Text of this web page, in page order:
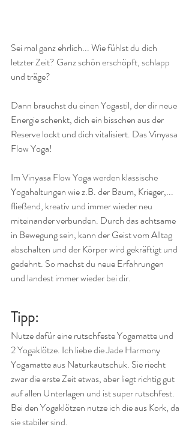
Sei mal ganz ehrlich... Wie fühlst du dich
letzter Zeit? Ganz schön erschöpft, schlapp
und träge?
Dann brauchst du einen Yogastil, der dir neue
Energie schenkt, dich ein bisschen aus der
Reserve lockt und dich vitalisiert. Das Vinyasa
Flow Yoga!
Im Vinyasa Flow Yoga werden klassische
Yogahaltungen wie z.B. der Baum, Krieger,...
fließend, kreativ und immer wieder neu
miteinander verbunden. Durch das achtsame
in Bewegung sein, kann der Geist vom Alltag
abschalten und der Körper wird gekräftigt und
gedehnt. So machst du neue Erfahrungen
und landest immer wieder bei dir.
Tipp:
Nutze dafür eine rutschfeste Yogamatte und
2 Yogaklötze. Ich liebe die Jade Harmony
Yogamatte aus Naturkautschuk. Sie riecht
zwar die erste Zeit etwas, aber liegt richtig gut
auf allen Unterlagen und ist super rutschfest.
Bei den Yogaklötzen nutze ich die aus Kork, da
sie stabiler sind.